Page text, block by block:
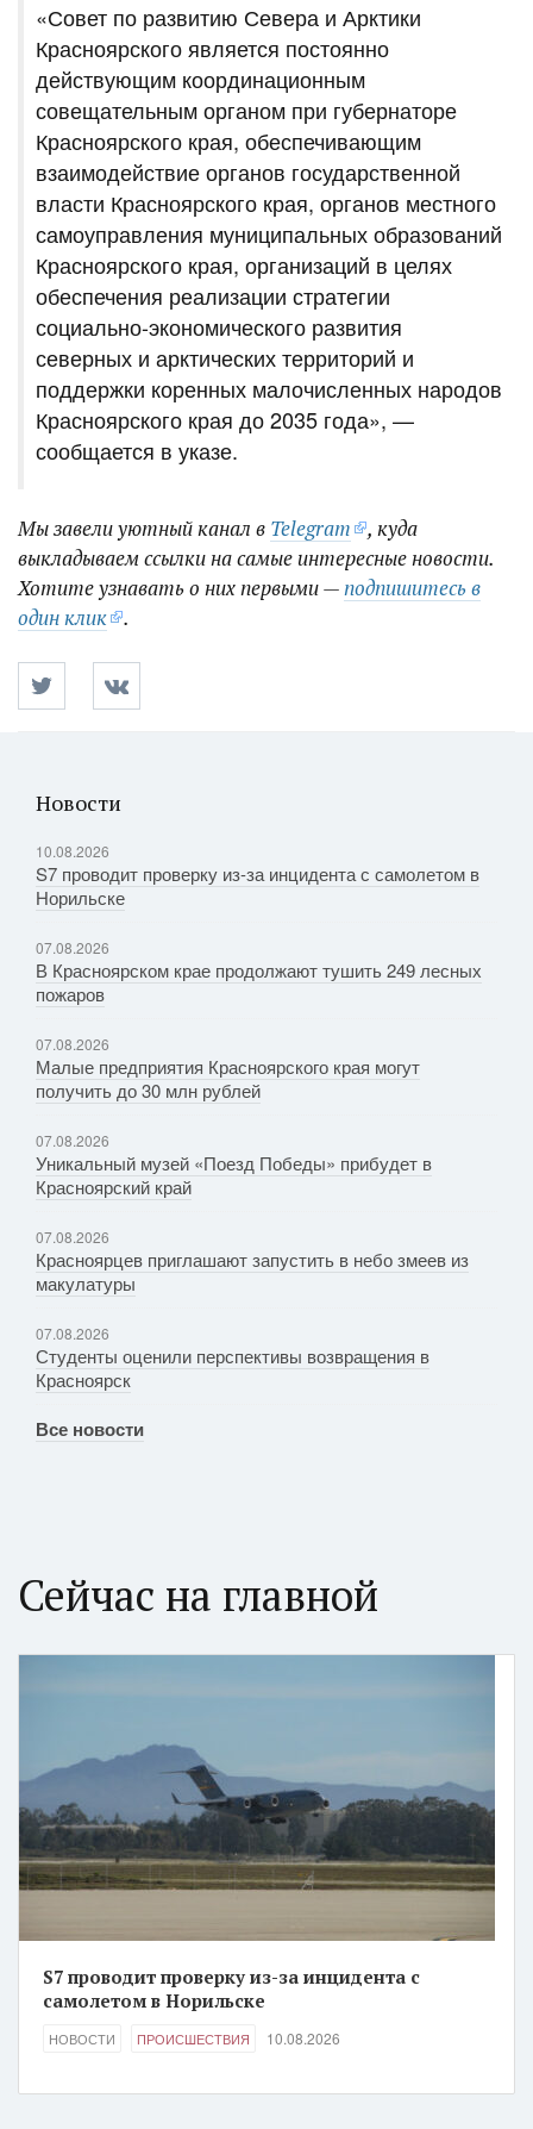
«Совет по развитию Севера и Арктики
Красноярского является постоянно
действующим координационным
совещательным органом при губернаторе
Красноярского края, обеспечивающим
взаимодействие органов государственной
власти Красноярского края, органов местного
самоуправления муниципальных образований
Красноярского края, организаций в целях
обеспечения реализации стратегии
социально-экономического развития
северных и арктических территорий и
поддержки коренных малочисленных народов
Красноярского края до 2035 года», —
сообщается в указе.
Мы завели уютный канал в Telegram
, куда
выкладываем ссылки на самые интересные новости.
Хотите узнавать о них первыми —подпишитесь в
один клик
.
Новости
10.08.2026
S7 проводит проверку из-за инцидента с самолетом в
Норильске
07.08.2026
В Красноярском крае продолжают тушить 249 лесных
пожаров
07.08.2026
Малые предприятия Красноярского края могут
получить до 30 млн рублей
07.08.2026
Уникальный музей «Поезд Победы» прибудет в
Красноярский край
07.08.2026
Красноярцев приглашают запустить в небо змеев из
макулатуры
07.08.2026
Студенты оценили перспективы возвращения в
Красноярск
Все новости
Сейчас на главной
S7 проводит проверку из-за инцидента с
самолетом в Норильске
НОВОСТИ ПРОИСШЕСТВИЯ 10.08.2026